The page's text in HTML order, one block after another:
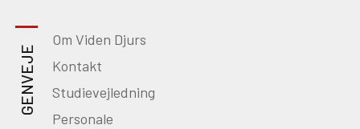
GENVEJE
Om Viden Djurs
Kontakt
Studievejledning
Personale